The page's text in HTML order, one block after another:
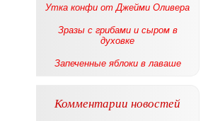
Утка конфи от Джейми Оливера
Зразы с грибами и сыром в
духовке
Запеченные яблоки в лаваше
Комментарии новостей